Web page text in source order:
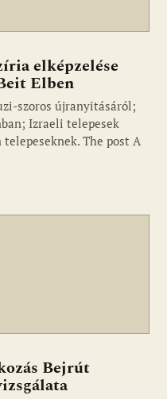
elképzelése
Elben
szoros újranyitásáról;
Izraeli telepesek
The post A
Bejrút